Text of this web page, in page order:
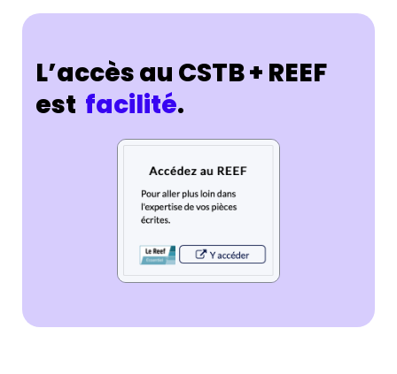
L’accès au CSTB + REEF
est facilité.